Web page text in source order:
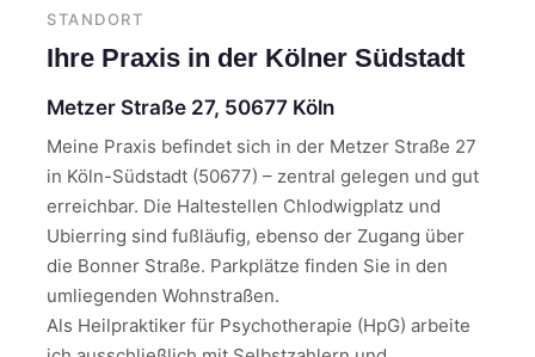
STANDORT
Ihre Praxis in der Kölner Südstadt
Metzer Straße 27, 50677 Köln
Meine Praxis befindet sich in der Metzer Straße 27
in Köln-Südstadt (50677) – zentral gelegen und gut
erreichbar. Die Haltestellen Chlodwigplatz und
Ubierring sind fußläufig, ebenso der Zugang über
die Bonner Straße. Parkplätze finden Sie in den
umliegenden Wohnstraßen.
Als Heilpraktiker für Psychotherapie (HpG) arbeite